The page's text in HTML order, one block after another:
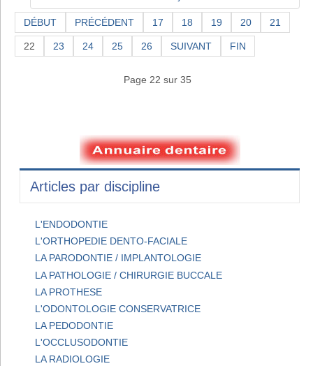
DÉBUT PRÉCÉDENT 17 18 19 20 21
22 23 24 25 26 SUIVANT FIN
Page 22 sur 35
Articles par discipline
L'ENDODONTIE
L'ORTHOPEDIE DENTO-FACIALE
LA PARODONTIE / IMPLANTOLOGIE
LA PATHOLOGIE / CHIRURGIE BUCCALE
LA PROTHESE
L'ODONTOLOGIE CONSERVATRICE
LA PEDODONTIE
L'OCCLUSODONTIE
LA RADIOLOGIE